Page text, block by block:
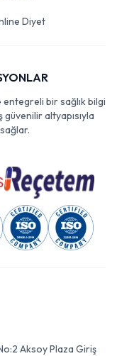
Diyet
entegreli bir sağlık bilgi
altyapısıyla
Aksoy Plaza Giriş